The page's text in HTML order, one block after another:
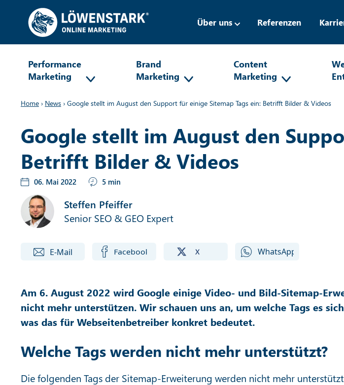
Über uns Referenzen
Performance
Marketing
Brand
Marketing
Content
Marketing
Home › News › Google stellt im August den Support für einige Sitemap Tags ein: Betrifft Bilder & Videos
Google stellt im August den
Betrifft Bilder & Videos
06. Mai 2022 5 min
Steffen Pfeiffer
Senior SEO & GEO Expert
Am 6. August 2022 wird Google einige Video- und Bild-Sitemap-
nicht mehr unterstützen. Wir schauen uns an, um welche Tags es
was das für Webseitenbetreiber konkret bedeutet.
Welche Tags werden nicht mehr unterstützt?
Die folgenden Tags der Sitemap-Erweiterung werden nicht mehr